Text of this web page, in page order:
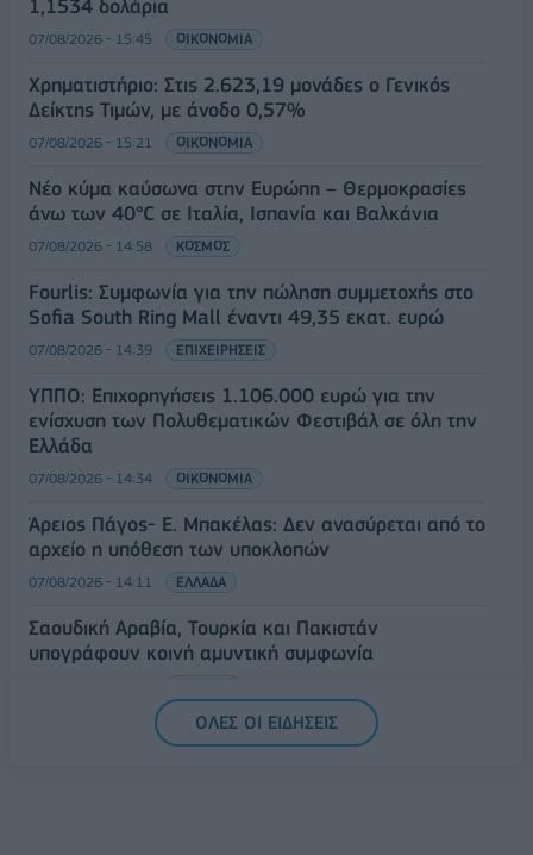
1,1534 δολάρια
07/08/2026 - 15:45 ΟΙΚΟΝΟΜΙΑ
Χρηματιστήριο: Στις 2.623,19 μονάδες ο Γενικός
Δείκτης Τιμών, με άνοδο 0,57%
07/08/2026 - 15:21 ΟΙΚΟΝΟΜΙΑ
Νέο κύμα καύσωνα στην Ευρώπη – Θερμοκρασίες
άνω των 40°C σε Ιταλία, Ισπανία και Βαλκάνια
07/08/2026 - 14:58 ΚΟΣΜΟΣ
Fourlis: Συμφωνία για την πώληση συμμετοχής στο
Sofia South Ring Mall έναντι 49,35 εκατ. ευρώ
07/08/2026 - 14:39 ΕΠΙΧΕΙΡΗΣΕΙΣ
ΥΠΠΟ: Επιχορηγήσεις 1.106.000 ευρώ για την
ενίσχυση των Πολυθεματικών Φεστιβάλ σε όλη την
Ελλάδα
07/08/2026 - 14:34 ΟΙΚΟΝΟΜΙΑ
Άρειος Πάγος- Ε. Μπακέλας: Δεν ανασύρεται από το
αρχείο η υπόθεση των υποκλοπών
07/08/2026 - 14:11 ΕΛΛΑΔΑ
Σαουδική Αραβία, Τουρκία και Πακιστάν
υπογράφουν κοινή αμυντική συμφωνία
ΟΛΕΣ ΟΙ ΕΙΔΗΣΕΙΣ